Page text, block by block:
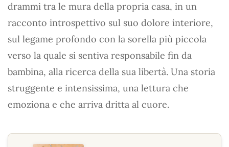
drammi tra le mura della propria casa, in un
racconto introspettivo sul suo dolore interiore,
sul legame profondo con la sorella più piccola
verso la quale si sentiva responsabile fin da
bambina, alla ricerca della sua libertà. Una storia
struggente e intensissima, una lettura che
emoziona e che arriva dritta al cuore.